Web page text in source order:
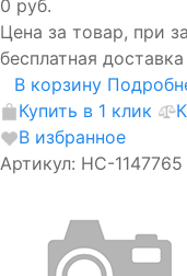
0 руб.
Цена за товар, при
бесплатная доставка
В корзину
Купить в 1 клик
В избранное
Артикул: НС-1147765